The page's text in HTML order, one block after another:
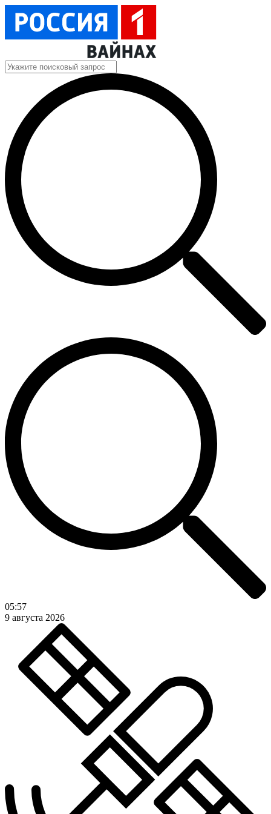
05:57
9 августа 2026